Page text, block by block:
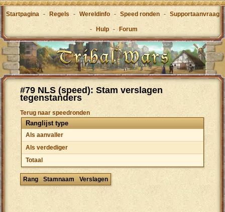
Startpagina - Regels - Wereldinfo - Speed ronden - Supportaanvraag
- Hulp - Forum
#79 NLS (speed): Stam verslagen
tegenstanders
Terug naar speedronden
Ranglijst type
Als aanvaller
Als verdediger
Totaal
Rang Stamnaam Verslagen